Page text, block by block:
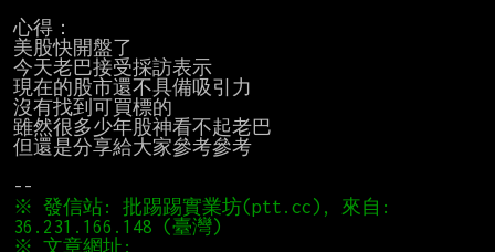
心得：
美股快開盤了
今天老巴接受採訪表示
現在的股市還不具備吸引力
沒有找到可買標的
雖然很多少年股神看不起老巴
但還是分享給大家參考參考
※ 發信站: 批踢踢實業坊(ptt.cc), 來自: